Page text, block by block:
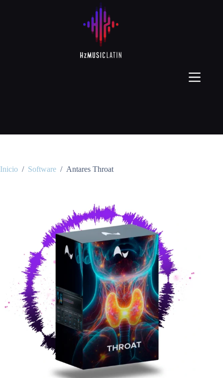
Inicio / Software / Antares Throat